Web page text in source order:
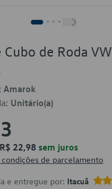
Cubo de Roda VW
Amarok
Unitário(a)
22,98 sem juros
de parcelamento
e entregue por: Itacuã